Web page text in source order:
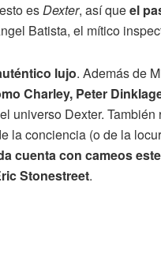
esDexter, así queel
Batista, el mítico
lujo. Además de
Charley, Peter
universo Dexter.
la conciencia (o de la
cuenta con cameos
Stonestreet.